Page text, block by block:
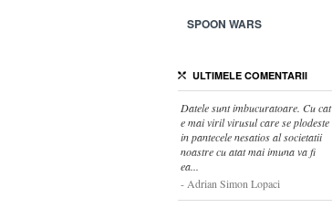
SPOON WARS
ULTIMELE COMENTARII
Datele sunt imbucuratoare. Cu cat
e mai viril virusul care se plodeste
in pantecele nesatios al societatii
noastre cu atat mai imuna va fi
ea...
Adrian Simon Lopaci